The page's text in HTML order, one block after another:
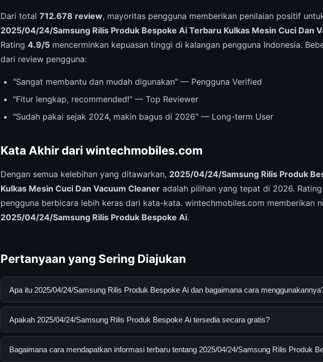
Dari total 712.678 review, mayoritas pengguna memberikan penilaian positif
2025/04/24/Samsung Rilis Produk Bespoke Ai Terbaru Kulkas Mesin Cuci Dan
Rating 4.9/5 mencerminkan kepuasan tinggi di kalangan pengguna Indonesia.
dari review pengguna:
"Sangat membantu dan mudah digunakan" — Pengguna Verified
"Fitur lengkap, recommended!" — Top Reviewer
"Sudah pakai sejak 2024, makin bagus di 2026" — Long-term User
Kata Akhir dari wintechmobiles.com
Dengan semua kelebihan yang ditawarkan, 2025/04/24/Samsung Rilis Produk
Kulkas Mesin Cuci Dan Vacuum Cleaner adalah pilihan yang tepat di 2026.
pengguna berbicara lebih keras dari kata-kata. wintechmobiles.com memberikan
2025/04/24/Samsung Rilis Produk Bespoke Ai.
Pertanyaan yang Sering Diajukan
Apa itu 2025/04/24/Samsung Rilis Produk Bespoke Ai dan bagaimana cara
2025/04/24/Samsung Rilis Produk Bespoke Ai adalah layanan digital yang dirancang untuk
mengunjungi situs resmi dan mengikuti panduan yang tersedia.
Apakah 2025/04/24/Samsung Rilis Produk Bespoke Ai tersedia secara gratis?
Ya, 2025/04/24/Samsung Rilis Produk Bespoke Ai dapat diakses secara gratis oleh semua
Bagaimana cara mendapatkan informasi terbaru tentang 2025/04/24/Samsung Rilis Produk